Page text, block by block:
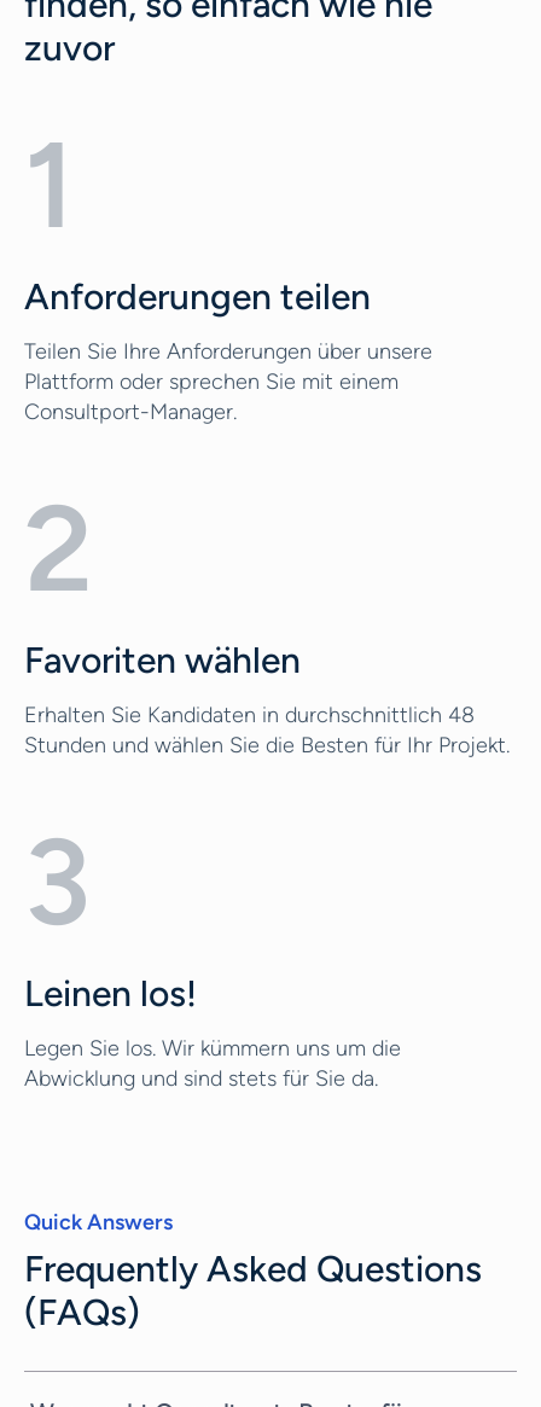
zuvor
1
Anforderungen teilen
Teilen Sie Ihre Anforderungen über unsere
Plattform oder sprechen Sie mit einem
Consultport-Manager.
2
Favoriten wählen
Erhalten Sie Kandidaten in durchschnittlich 48
Stunden und wählen Sie die Besten für Ihr Projekt.
3
Leinen los!
Legen Sie los. Wir kümmern uns um die
Abwicklung und sind stets für Sie da.
Quick Answers
Frequently Asked Questions
(FAQs)